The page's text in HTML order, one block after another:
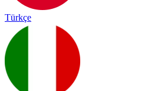
Türkçe